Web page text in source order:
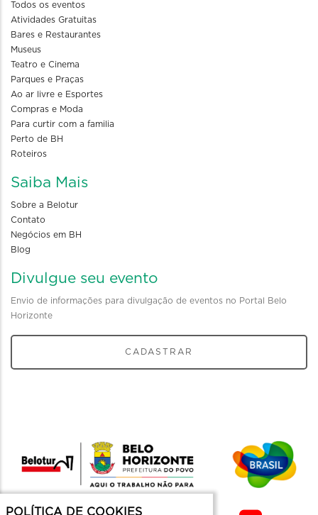
Todos os eventos
Atividades Gratuitas
Bares e Restaurantes
Museus
Teatro e Cinema
Parques e Praças
Ao ar livre e Esportes
Compras e Moda
Para curtir com a familia
Perto de BH
Roteiros
Saiba Mais
Sobre a Belotur
Contato
Negócios em BH
Blog
Divulgue seu evento
Envio de informações para divulgação de eventos no Portal Belo
Horizonte
CADASTRAR
POLÍTICA DE COOKIES